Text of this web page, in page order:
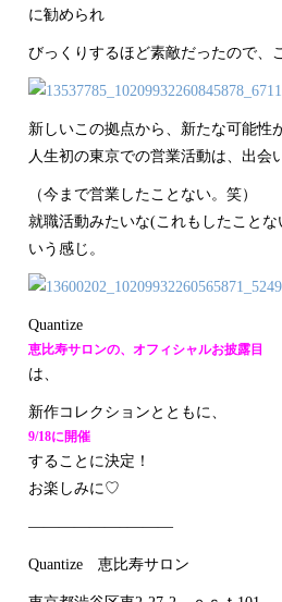
に勧められ
びっくりするほど素敵だったので、
新しいこの拠点から、新たな可能性
人生初の東京での営業活動は、出会
（今まで営業したことない。笑）
就職活動みたいな(これもしたこと
いう感じ。
Quantize
恵比寿サロンの、オフィシャルお披露目
は、
新作コレクションとともに、
9/18に開催
することに決定！
お楽しみに♡
——————–―――
Quantize 恵比寿サロン